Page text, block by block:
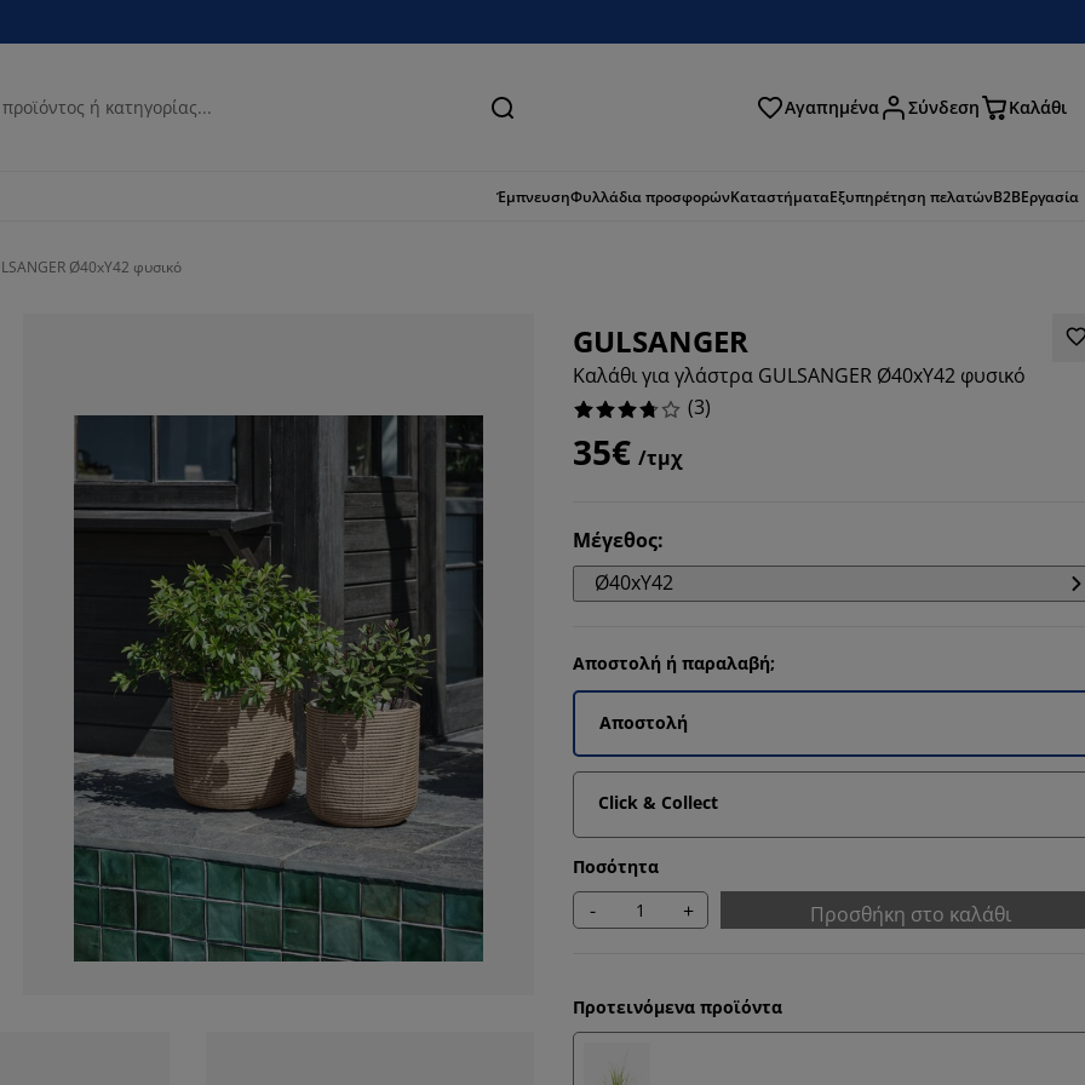
Αναζήτηση Αγαπημένα Σύνδεση Καλάθι
ΈμπνευσηΦυλλάδια προσφορώνΚαταστήματαΕξυπηρέτηση πελατώνB2BΕργασία
Ø40xΥ42 φυσικό
GULSANGER
Καλάθι για γλάστρα GULSANGER Ø40xΥ42 φυσικό
(3)
35€ /τμχ
Μέγεθος:
Ø40xΥ42
Αποστολή ή παραλαβή;
Αποστολή
Click & Collect
Ποσότητα
- + Προσθήκη στο καλάθι
Προτεινόμενα προϊόντα
66.66666666666666%
33.33333333333333%